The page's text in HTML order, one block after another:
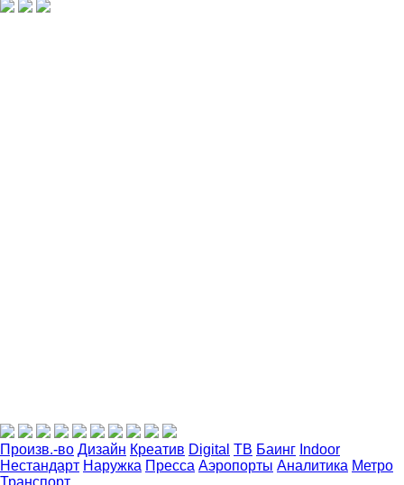
Произв.-во Дизайн Креатив Digital ТВ Баинг Indoor
Нестандарт Наружка Пресса Аэропорты Аналитика Метро
Транспорт